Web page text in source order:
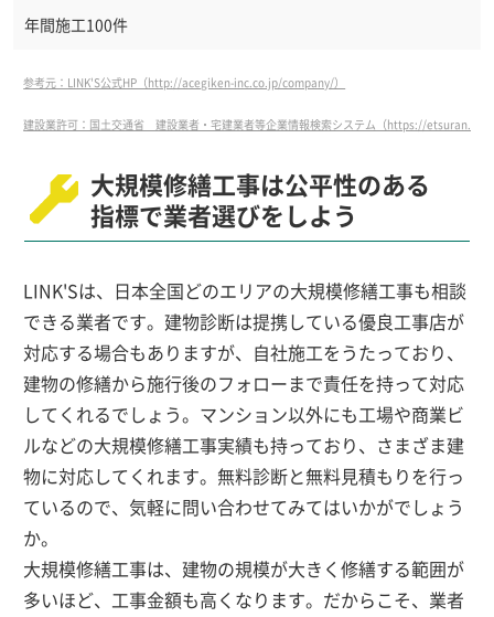
年間施工100件
参考元：LINK'S公式HP（http://acegiken-inc.co.jp/company/）
建設業許可：国土交通省 建設業者・宅建業者等企業情報検索システム（https://
大規模修繕工事は公平性のある
指標で業者選びをしよう
LINK'Sは、日本全国どのエリアの大規模修繕工事も相談
できる業者です。建物診断は提携している優良工事店が
対応する場合もありますが、自社施工をうたっており、
建物の修繕から施行後のフォローまで責任を持って対応
してくれるでしょう。マンション以外にも工場や商業ビ
ルなどの大規模修繕工事実績も持っており、さまざま建
物に対応してくれます。無料診断と無料見積もりを行っ
ているので、気軽に問い合わせてみてはいかがでしょう
か。
大規模修繕工事は、建物の規模が大きく修繕する範囲が
多いほど、工事金額も高くなります。だからこそ、業者